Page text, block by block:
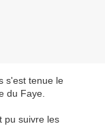
s'est tenue le
du Faye.
pu suivre les